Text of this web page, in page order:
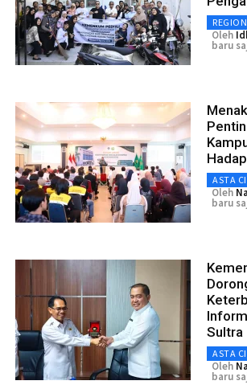
Oleh
baru
ASTA
Oleh
baru
Sultra
ASTA
Oleh
baru